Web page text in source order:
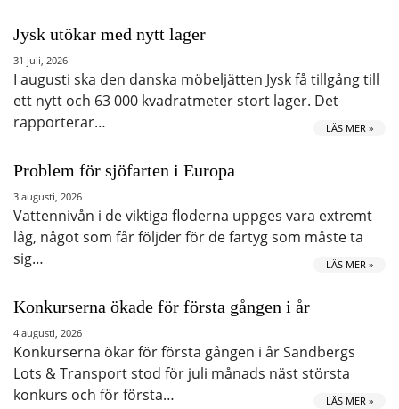
Jysk utökar med nytt lager
31 juli, 2026
I augusti ska den danska möbeljätten Jysk få tillgång till
ett nytt och 63 000 kvadratmeter stort lager. Det
rapporterar…
LÄS MER »
Problem för sjöfarten i Europa
3 augusti, 2026
Vattennivån i de viktiga floderna uppges vara extremt
låg, något som får följder för de fartyg som måste ta
sig…
LÄS MER »
Konkurserna ökade för första gången i år
4 augusti, 2026
Konkurserna ökar för första gången i år Sandbergs
Lots & Transport stod för juli månads näst största
konkurs och för första…
LÄS MER »